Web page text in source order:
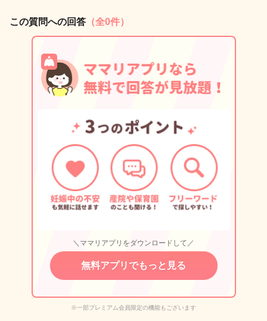
この質問への回答 （全0件）
＼ママリアプリをダウンロードして／
無料アプリでもっと見る
※一部プレミアム会員限定の機能もございます